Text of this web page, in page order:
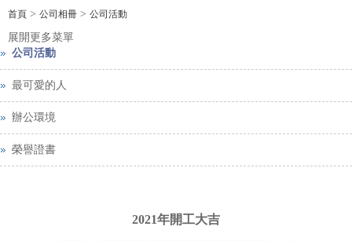
首頁 > 公司相冊 > 公司活動
展開更多菜單
公司活動
最可愛的人
辦公環境
榮譽證書
2021年開工大吉